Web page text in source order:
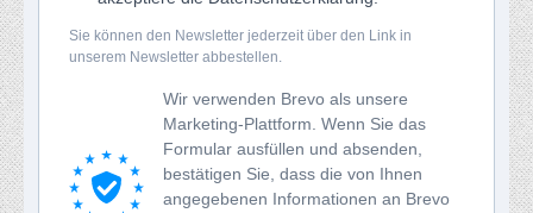
Sie können den Newsletter jederzeit über den Link in
unserem Newsletter abbestellen.
Wir verwenden Brevo als unsere
Marketing-Plattform. Wenn Sie das
Formular ausfüllen und absenden,
bestätigen Sie, dass die von Ihnen
angegebenen Informationen an Brevo